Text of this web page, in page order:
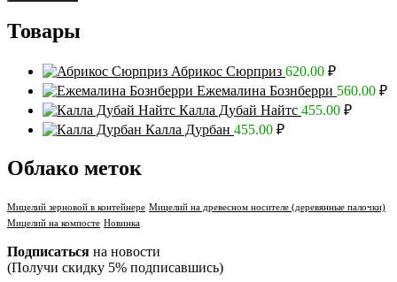
Товары
Абрикос Сюрприз 620.00 ₽
Ежемалина Бознберри 560.00 ₽
Калла Дубай Найтс 455.00 ₽
Калла Дурбан 455.00 ₽
Облако меток
Мицелий зерновой в контейнере Мицелий на древесном носителе (деревянные палочки)
Мицелий на компосте Новинка
Подписаться на новости
(Получи скидку 5% подписавшись)